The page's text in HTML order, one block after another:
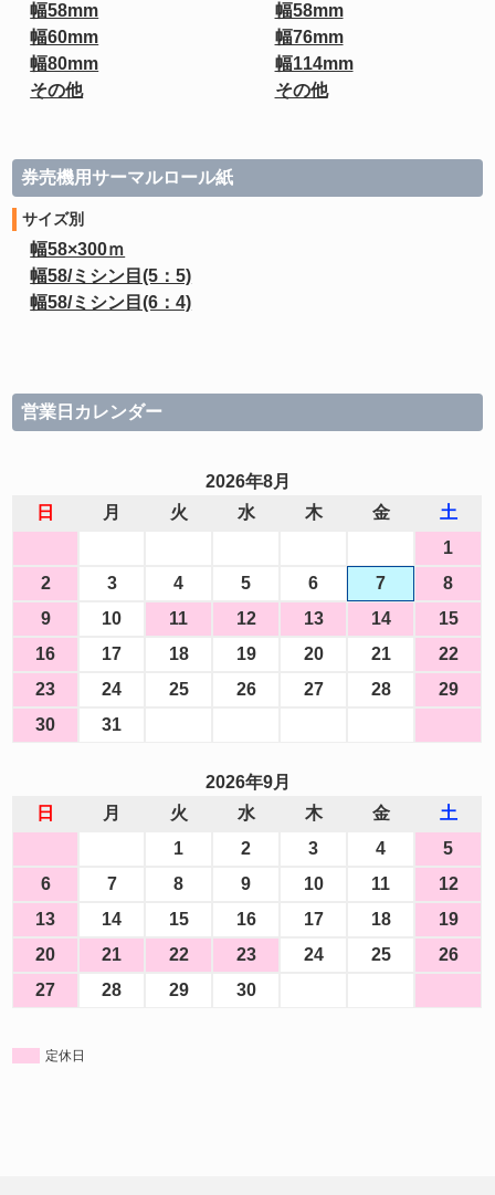
幅58mm
幅60mm
幅80mm
その他
幅58mm
幅76mm
幅114mm
その他
券売機用サーマルロール紙
サイズ別
幅58×300ｍ
幅58/ミシン目(5：5)
幅58/ミシン目(6：4)
営業日カレンダー
2026年8月
日
月 火 水 木 金
土
1
2
3 4 5 6 7
8
9
10 11 12 13 14
15
16
17 18 19 20 21
22
23
24 25 26 27 28
29
30
31
2026年9月
日
月 火 水 木 金
土
1
2 3 4
5
6
7 8 9 10 11
12
13
14 15 16 17 18
19
20
21 22 23 24 25
26
27
28 29 30
定休日